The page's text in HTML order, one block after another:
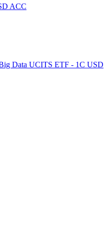
ACC
Data UCITS ETF - 1C USD